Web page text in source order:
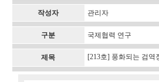
작성자 관리자
구분 국제협력 연구
제목 [213호] 풍화되는 검